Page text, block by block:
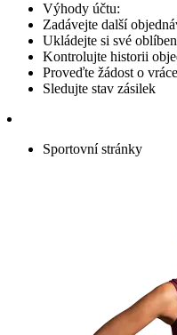
Výhody účtu:
Zadávejte další
Ukládejte si své
Kontrolujte historii
Proveďte žádost o
Sledujte stav zásilek
Sportovní stránky